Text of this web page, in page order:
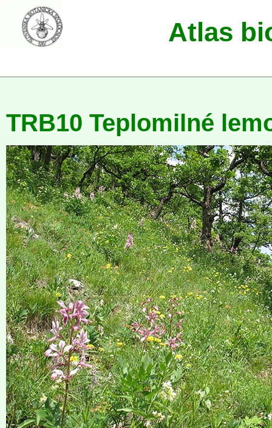
Atlas
TRB10 Teplomilné